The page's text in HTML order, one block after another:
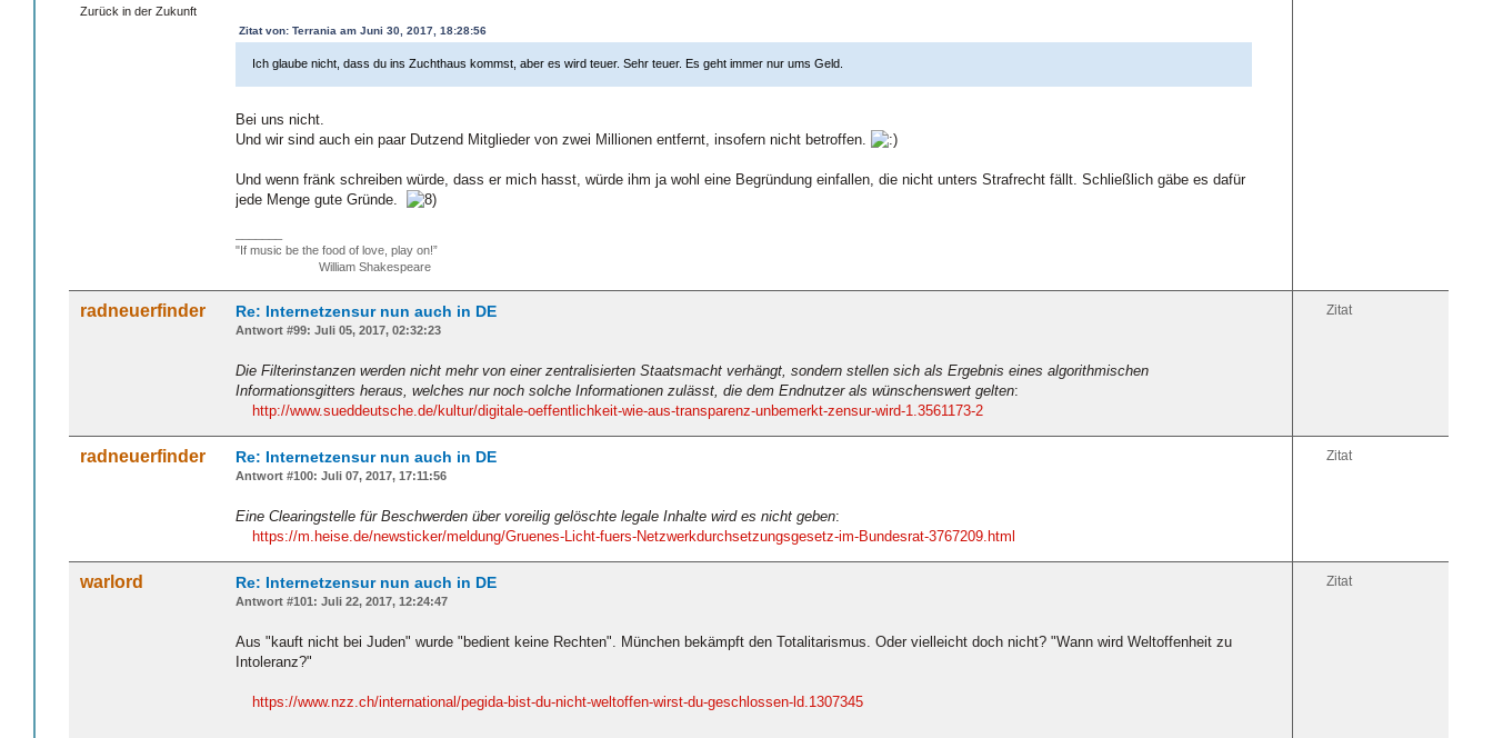
Zurück in der Zukunft
Zitat von: Terrania am Juni 30, 2017, 18:28:56
Ich glaube nicht, dass du ins Zuchthaus kommst, aber es wird teuer. Sehr teuer. Es geht immer nur ums Geld.
Bei uns nicht.
Und wir sind auch ein paar Dutzend Mitglieder von zwei Millionen entfernt, insofern nicht betroffen.
Und wenn fränk schreiben würde, dass er mich hasst, würde ihm ja wohl eine Begründung einfallen, die nicht unters Strafrecht fällt. Schließlich gäbe es dafür
jede Menge gute Gründe.
"If music be the food of love, play on!”
William Shakespeare
radneuerfinder Zitat
Re: Internetzensur nun auch in DE
Antwort #99: Juli 05, 2017, 02:32:23
Die Filterinstanzen werden nicht mehr von einer zentralisierten Staatsmacht verhängt, sondern stellen sich als Ergebnis eines algorithmischen
Informationsgitters heraus, welches nur noch solche Informationen zulässt, die dem Endnutzer als wünschenswert gelten:
http://www.sueddeutsche.de/kultur/digitale-oeffentlichkeit-wie-aus-transparenz-unbemerkt-zensur-wird-1.3561173-2
radneuerfinder Zitat
Re: Internetzensur nun auch in DE
Antwort #100: Juli 07, 2017, 17:11:56
Eine Clearingstelle für Beschwerden über voreilig gelöschte legale Inhalte wird es nicht geben:
https://m.heise.de/newsticker/meldung/Gruenes-Licht-fuers-Netzwerkdurchsetzungsgesetz-im-Bundesrat-3767209.html
warlord Zitat
Re: Internetzensur nun auch in DE
Antwort #101: Juli 22, 2017, 12:24:47
Aus "kauft nicht bei Juden" wurde "bedient keine Rechten". München bekämpft den Totalitarismus. Oder vielleicht doch nicht? "Wann wird Weltoffenheit zu
Intoleranz?"
https://www.nzz.ch/international/pegida-bist-du-nicht-weltoffen-wirst-du-geschlossen-ld.1307345